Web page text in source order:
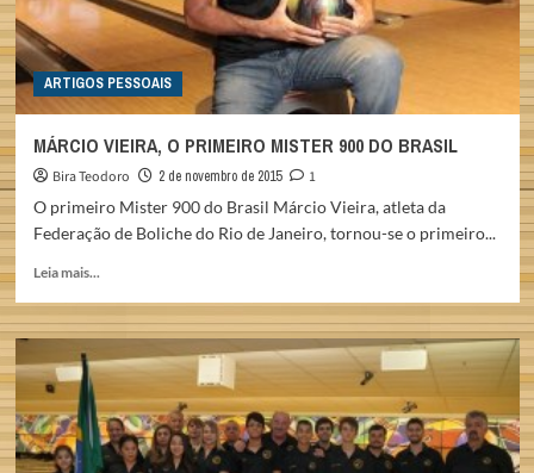
ARTIGOS PESSOAIS
MÁRCIO VIEIRA, O PRIMEIRO MISTER 900 DO BRASIL
Bira Teodoro 2 de novembro de 2015
1
O primeiro Mister 900 do Brasil Márcio Vieira, atleta da
Federação de Boliche do Rio de Janeiro, tornou-se o primeiro...
Leia mais...
MÁRCIO
VIEIRA,
O
PRIMEIRO
MISTER
900